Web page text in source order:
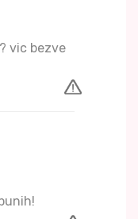
vic bezve